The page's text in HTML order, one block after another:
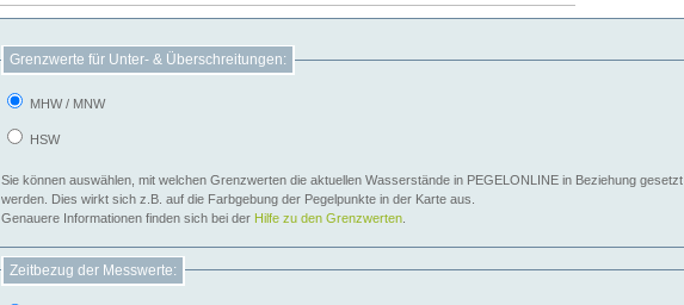
Grenzwerte für Unter- & Überschreitungen:
MHW / MNW
HSW
Sie können auswählen, mit welchen Grenzwerten die aktuellen Wasserstände in PEGELONLINE in Beziehung gesetzt
werden. Dies wirkt sich z.B. auf die Farbgebung der Pegelpunkte in der Karte aus.
Genauere Informationen finden sich bei der Hilfe zu den Grenzwerten
Zeitbezug der Messwerte: